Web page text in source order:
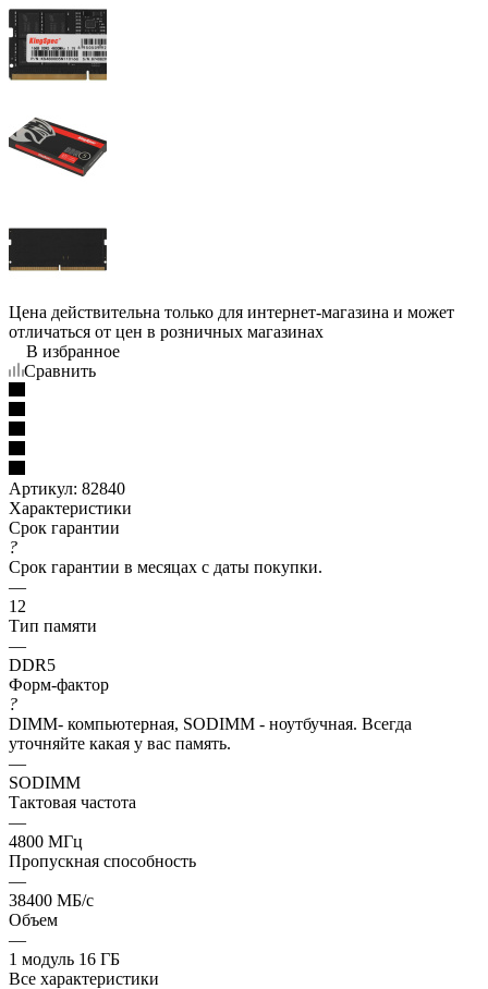
Цена действительна только для интернет-магазина и может
отличаться от цен в розничных магазинах
В избранное
Сравнить
Артикул: 82840
Характеристики
Срок гарантии
?
Срок гарантии в месяцах с даты покупки.
—
12
Тип памяти
—
DDR5
Форм-фактор
?
DIMM- компьютерная, SODIMM - ноутбучная. Всегда
уточняйте какая у вас память.
—
SODIMM
Тактовая частота
—
4800 МГц
Пропускная способность
—
38400 МБ/с
Объем
—
1 модуль 16 ГБ
Все характеристики